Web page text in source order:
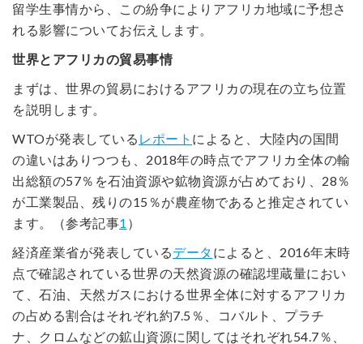
留学生事情から、この紛争によりアフリカ地域に予想さ
れる影響についてお伝えします。
世界とアフリカの貿易事情
まずは、世界の貿易におけるアフリカの現在の立ち位置
を説明します。
WTOが発表している レポート によると、大陸内の国間
の違いはありつつも、2018年の時点でアフリカ全体の輸
出総額の57％を石油資源や鉱物資源が占めており、28％
が工業製品、残りの15％が農産物であると推定されてい
ます。（参考記事1 ）
経済産業省が発表しているデータ によると、2016年末時
点で確認されている世界の天然資源の確認埋蔵量におい
て、石油、天然ガスにおける世界全体に対するアフリカ
の占める割合はそれぞれ約7.5％、コバルト、プラチ
ナ、クロムなどの鉱山資源に関してはそれぞれ54.7％、